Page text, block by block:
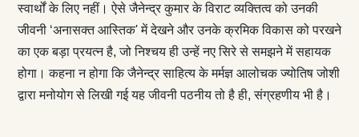
स्वार्थों के लिए नहीं। ऐसे जैनेन्द्र कुमार के विराट व्यक्तित्व को उनकी
जीवनी ‘अनासक्त आस्तिक' में देखने और उनके क्रमिक विकास को परखने
का एक बड़ा प्रयत्न है, जो निश्चय ही उन्हें नए सिरे से समझने में सहायक
होगा। कहना न होगा कि जैनेन्द्र साहित्य के मर्मज्ञ आलोचक ज्योतिष जोशी
द्वारा मनोयोग से लिखी गई यह जीवनी पठनीय तो है ही, संग्रहणीय भी है।